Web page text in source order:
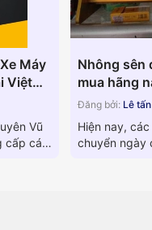
Máy
Việt
Vũ
cấp các
Nhông sên
mua hãng
Đăng bởi: Lê
Hiện nay,
chuyển ngày